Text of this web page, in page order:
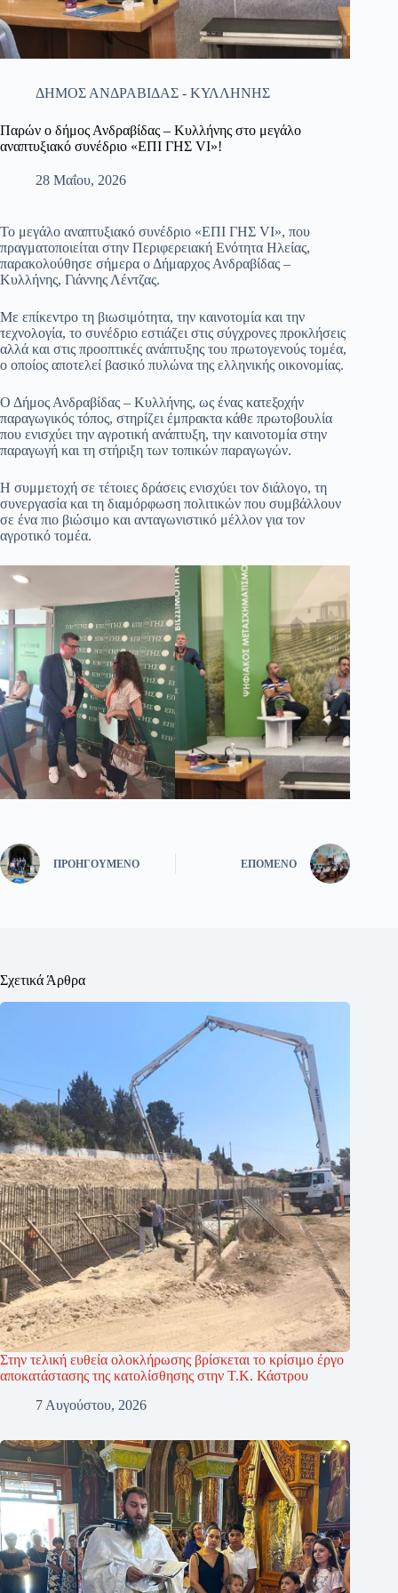
ΔΗΜΟΣ ΑΝΔΡΑΒΙΔΑΣ - ΚΥΛΛΗΝΗΣ
Παρών ο δήμος Ανδραβίδας – Κυλλήνης στο μεγάλο
αναπτυξιακό συνέδριο «ΕΠΙ ΓΗΣ VI»!
28 Μαΐου, 2026
Το μεγάλο αναπτυξιακό συνέδριο «ΕΠΙ ΓΗΣ VI», που
πραγματοποιείται στην Περιφερειακή Ενότητα Ηλείας,
παρακολούθησε σήμερα ο Δήμαρχος Ανδραβίδας –
Κυλλήνης, Γιάννης Λέντζας.
Με επίκεντρο τη βιωσιμότητα, την καινοτομία και την
τεχνολογία, το συνέδριο εστιάζει στις σύγχρονες προκλήσεις
αλλά και στις προοπτικές ανάπτυξης του πρωτογενούς τομέα,
ο οποίος αποτελεί βασικό πυλώνα της ελληνικής οικονομίας.
Ο Δήμος Ανδραβίδας – Κυλλήνης, ως ένας κατεξοχήν
παραγωγικός τόπος, στηρίζει έμπρακτα κάθε πρωτοβουλία
που ενισχύει την αγροτική ανάπτυξη, την καινοτομία στην
παραγωγή και τη στήριξη των τοπικών παραγωγών.
Η συμμετοχή σε τέτοιες δράσεις ενισχύει τον διάλογο, τη
συνεργασία και τη διαμόρφωση πολιτικών που συμβάλλουν
σε ένα πιο βιώσιμο και ανταγωνιστικό μέλλον για τον
αγροτικό τομέα.
ΠΡΟΗΓΟΎΜΕΝΟ ΕΠΌΜΕΝΟ
Σχετικά Άρθρα
Στην τελική ευθεία ολοκλήρωσης βρίσκεται το κρίσιμο έργο
αποκατάστασης της κατολίσθησης στην Τ.Κ. Κάστρου
7 Αυγούστου, 2026